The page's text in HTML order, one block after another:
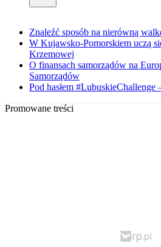
Znaleźć sposób na nierówną
W Kujawsko-Pomorskiem uczą
Krzemowej
O finansach samorządów na
Samorządów
Pod hasłem #LubuskieChallenge
Promowane treści